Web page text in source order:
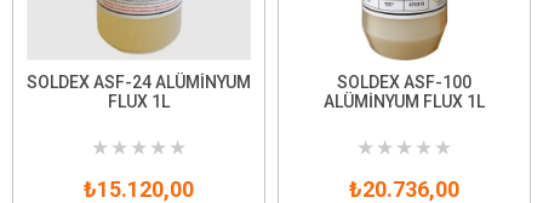
SOLDEX ASF-24 ALÜMİNYUM
FLUX 1L
★ ★ ★ ★ ★
₺15.120,00
SOLDEX ASF-100
ALÜMİNYUM FLUX 1L
★ ★ ★ ★ ★
₺20.736,00